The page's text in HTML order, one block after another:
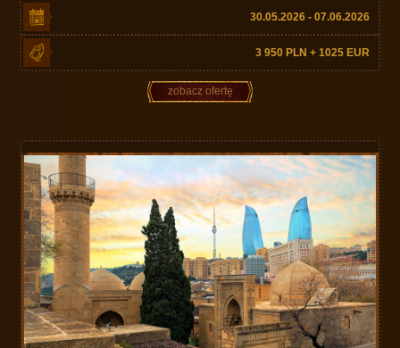
30.05.2026 - 07.06.2026
3 950 PLN + 1025 EUR
zobacz ofertę